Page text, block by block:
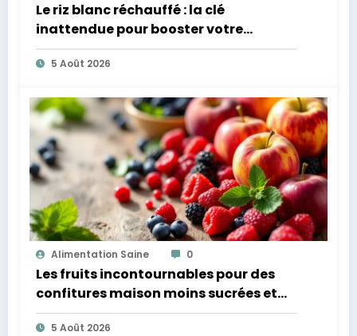
Le riz blanc réchauffé : la clé
inattendue pour booster votre
microbiote
5 Août 2026
Alimentation Saine 0
Les fruits incontournables pour des
confitures maison moins sucrées et
plus légères
5 Août 2026